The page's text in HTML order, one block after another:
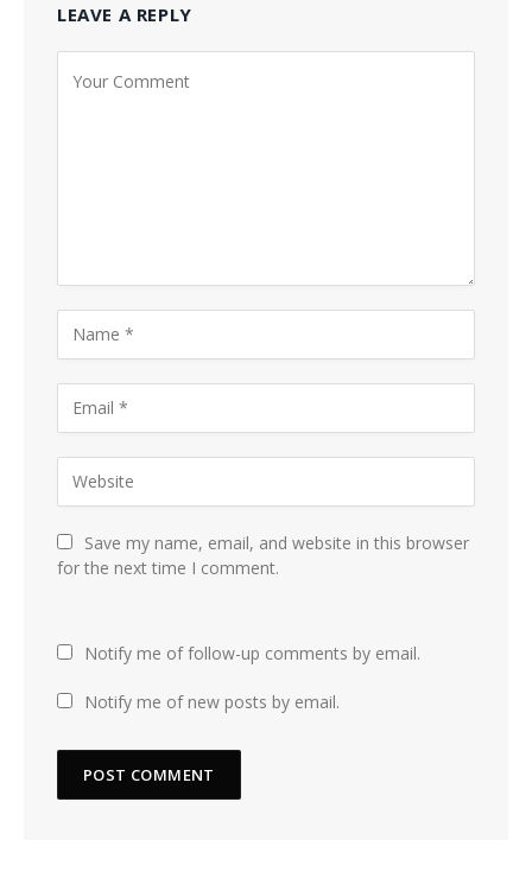
LEAVE A REPLY
Save my name, email, and website in this browser
for the next time I comment.
Notify me of follow-up comments by email.
Notify me of new posts by email.